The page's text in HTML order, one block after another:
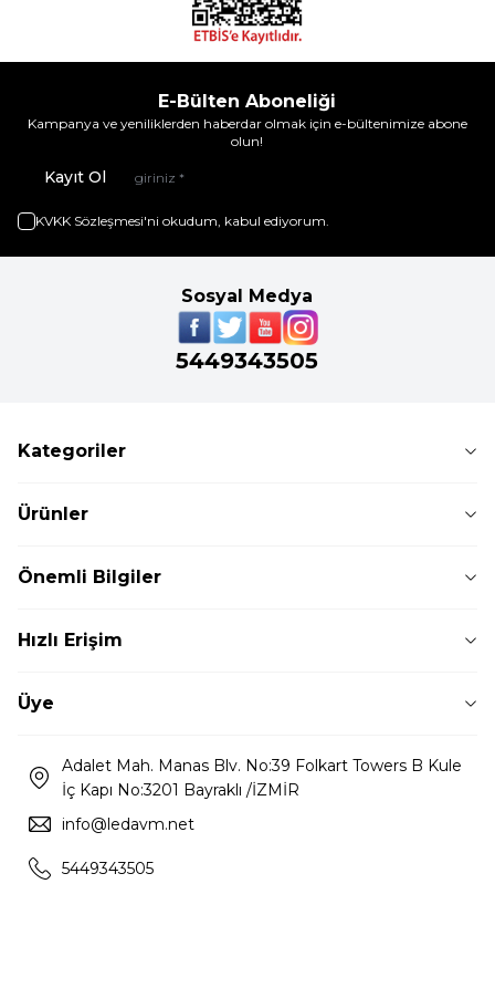
E-Bülten Aboneliği
Kampanya ve yeniliklerden haberdar olmak için e-bültenimize abone
olun!
Kayıt Ol
KVKK Sözleşmesi'ni okudum, kabul ediyorum.
Sosyal Medya
5449343505
Kategoriler
Ürünler
Önemli Bilgiler
Hızlı Erişim
Üye
Adalet Mah. Manas Blv. No:39 Folkart Towers B Kule
İç Kapı No:3201 Bayraklı /İZMİR
info@ledavm.net
5449343505